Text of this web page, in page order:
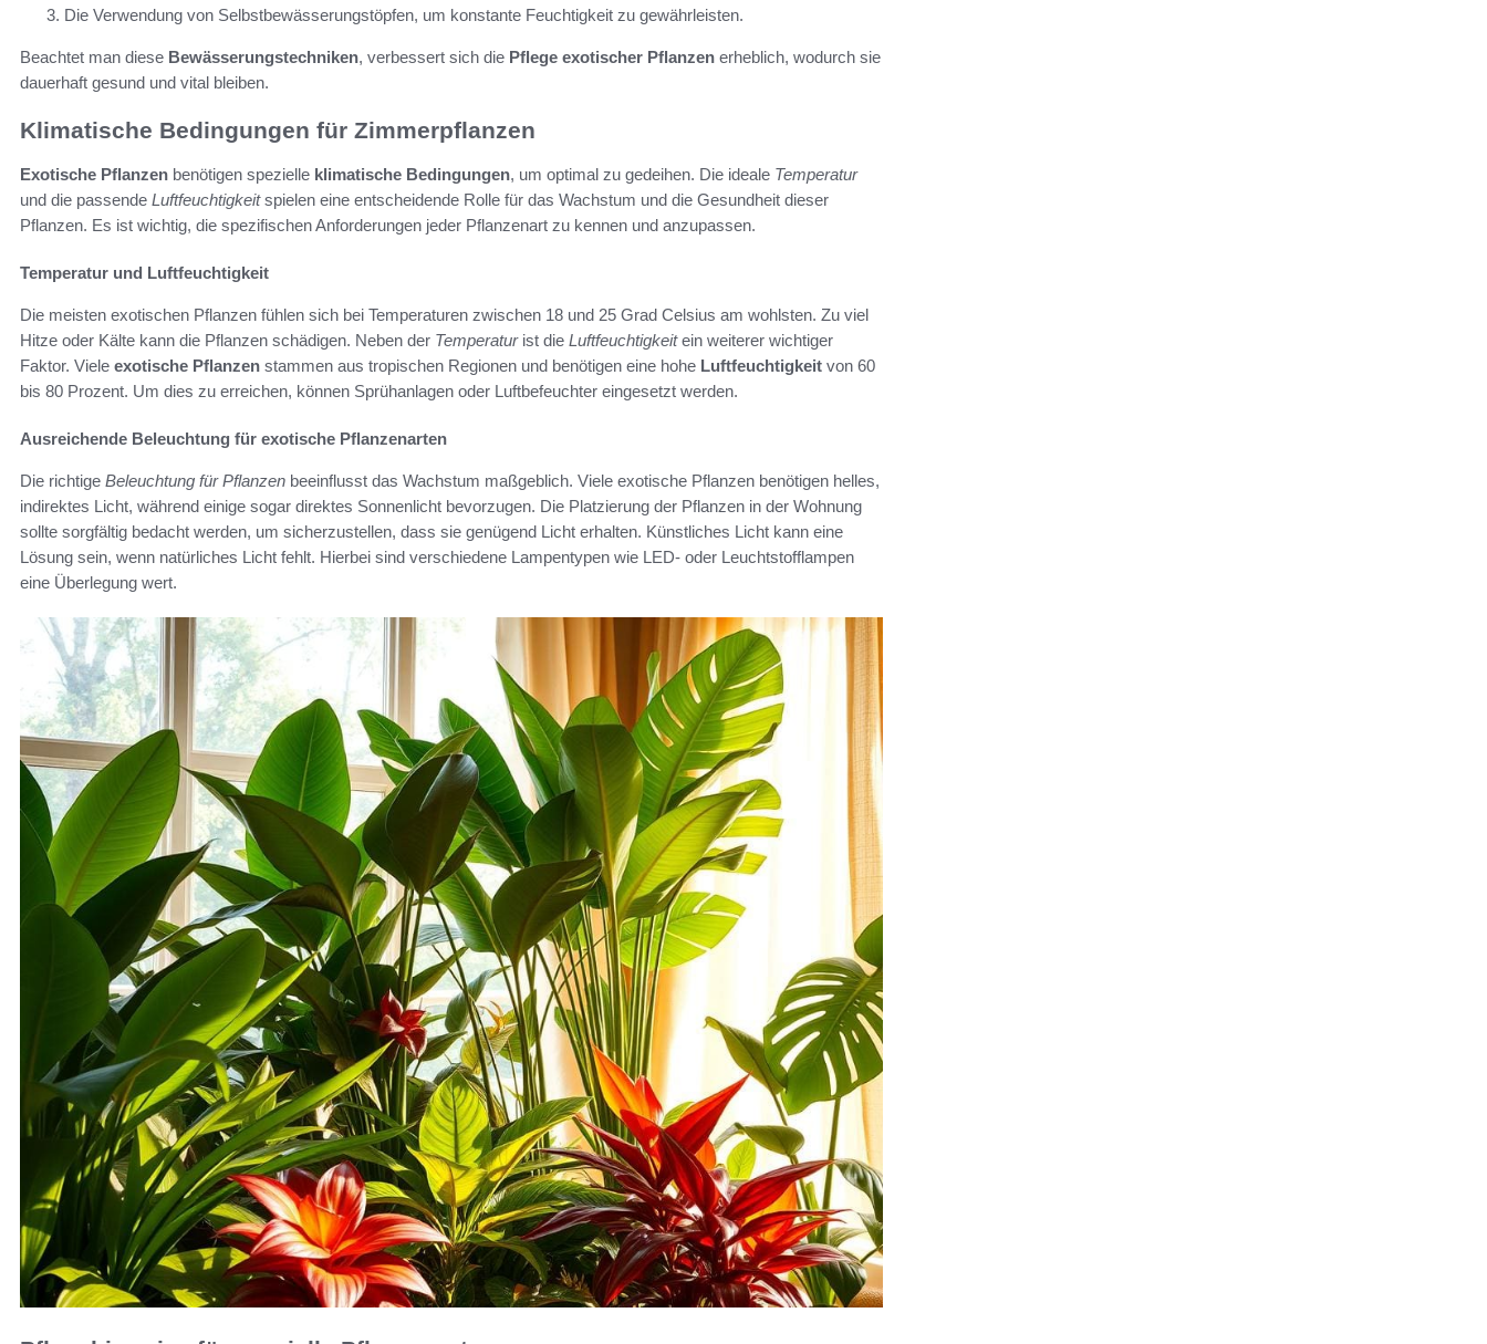
Die Verwendung von Selbstbewässerungstöpfen, um konstante Feuchtigkeit zu gewährleisten.
Beachtet man diese Bewässerungstechniken, verbessert sich die Pflege exotischer Pflanzen erheblich, wodurch sie
dauerhaft gesund und vital bleiben.
Klimatische Bedingungen für Zimmerpflanzen
Exotische Pflanzen benötigen spezielle klimatische Bedingungen, um optimal zu gedeihen. Die ideale Temperatur
und die passende Luftfeuchtigkeitspielen eine entscheidende Rolle für das Wachstum und die Gesundheit dieser
Pflanzen. Es ist wichtig, die spezifischen Anforderungen jeder Pflanzenart zu kennen und anzupassen.
Temperatur und Luftfeuchtigkeit
Die meisten exotischen Pflanzen fühlen sich bei Temperaturen zwischen 18 und 25 Grad Celsius am wohlsten. Zu viel
Hitze oder Kälte kann die Pflanzen schädigen. Neben der Temperaturist die Luftfeuchtigkeitein weiterer wichtiger
Faktor. Viele exotische Pflanzen stammen aus tropischen Regionen und benötigen eine hohe Luftfeuchtigkeit von 60
bis 80 Prozent. Um dies zu erreichen, können Sprühanlagen oder Luftbefeuchter eingesetzt werden.
Ausreichende Beleuchtung für exotische Pflanzenarten
Die richtige Beleuchtung für Pflanzen beeinflusst das Wachstum maßgeblich. Viele exotische Pflanzen benötigen helles,
indirektes Licht, während einige sogar direktes Sonnenlicht bevorzugen. Die Platzierung der Pflanzen in der Wohnung
sollte sorgfältig bedacht werden, um sicherzustellen, dass sie genügend Licht erhalten. Künstliches Licht kann eine
Lösung sein, wenn natürliches Licht fehlt. Hierbei sind verschiedene Lampentypen wie LED- oder Leuchtstofflampen
eine Überlegung wert.